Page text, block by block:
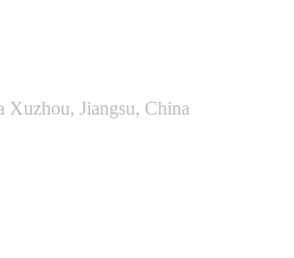
Xuzhou, Jiangsu, China